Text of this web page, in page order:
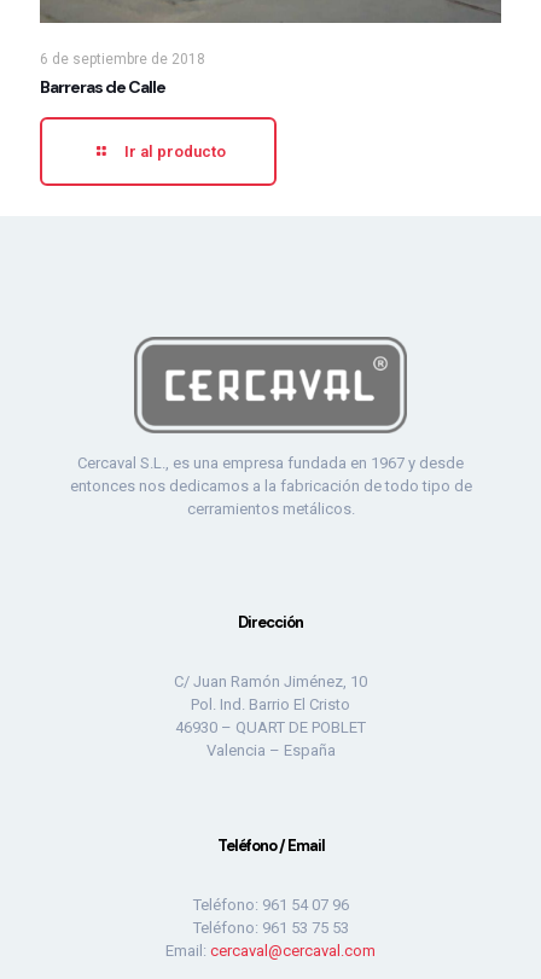
6 de septiembre de 2018
Barreras de Calle
Ir al producto
Cercaval S.L., es una empresa fundada en 1967 y desde
entonces nos dedicamos a la fabricación de todo tipo de
cerramientos metálicos.
Dirección
C/ Juan Ramón Jiménez, 10
Pol. Ind. Barrio El Cristo
46930 – QUART DE POBLET
Valencia – España
Teléfono / Email
Teléfono: 961 54 07 96
Teléfono: 961 53 75 53
Email: cercaval@cercaval.com